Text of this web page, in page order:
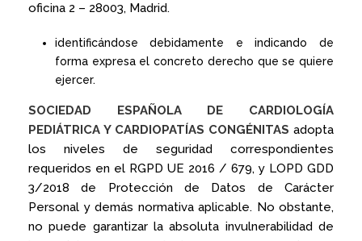
oficina 2 – 28003, Madrid.
identificándose debidamente e indicando de
forma expresa el concreto derecho que se quiere
ejercer.
SOCIEDAD ESPAÑOLA DE CARDIOLOGÍA
PEDIÁTRICA Y CARDIOPATÍAS CONGÉNITAS adopta
los niveles de seguridad correspondientes
requeridos en el RGPD UE 2016 / 679, y LOPD GDD
3/2018 de Protección de Datos de Carácter
Personal y demás normativa aplicable. No obstante,
no puede garantizar la absoluta invulnerabilidad de